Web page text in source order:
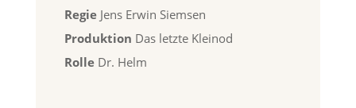
RegieJens Erwin Siemsen
Produktion Das letzte Kleinod
RolleDr. Helm